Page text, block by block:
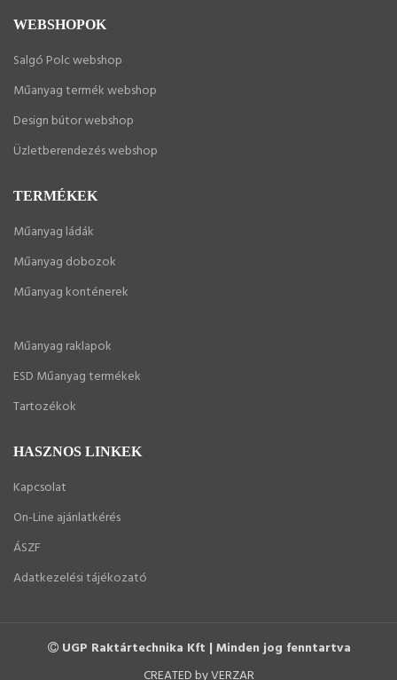
WEBSHOPOK
Salgó Polc webshop
Műanyag termék webshop
Design bútor webshop
Üzletberendezés webshop
TERMÉKEK
Műanyag ládák
Műanyag dobozok
Műanyag konténerek
Műanyag raklapok
ESD Műanyag termékek
Tartozékok
HASZNOS LINKEK
Kapcsolat
On-Line ajánlatkérés
ÁSZF
Adatkezelési tájékozató
UGP Raktártechnika Kft | Minden jog fenntartva
CREATED by VERZAR